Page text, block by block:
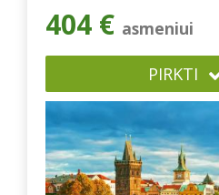
404 € asmeniui
PIRKTI